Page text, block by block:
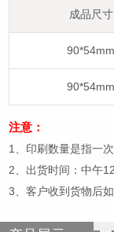
成品尺寸
90*54mm
90*54mm
注意：
1、印刷数量是指一
2、出货时间：中午
3、客户收到货物后